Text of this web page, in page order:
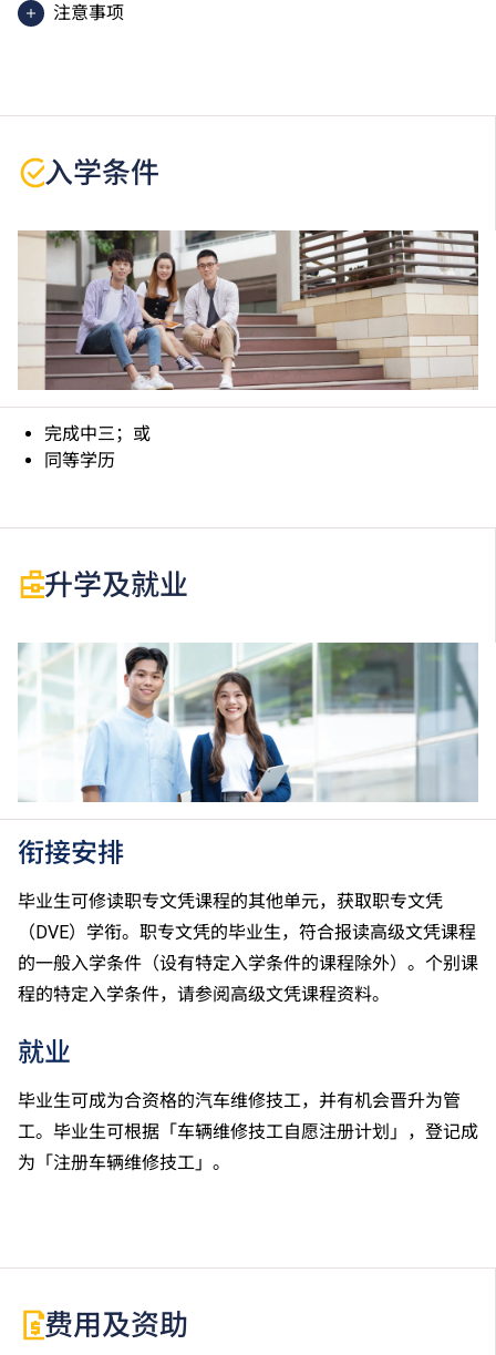
部分课堂需在青年学院（葵涌）上课。
注意事项
何课程、修正课程名称、内容或更改开办课程的院校／
持有更高学历或其他学科的基本技术证书或具相关工作
入学条件
完成中三；或
同等学历
升学及就业
衔接安排
毕业生可修读职专文凭课程的其他单元，获取职专文凭
（DVE）学衔。职专文凭的毕业生，符合报读高级文凭课程
的一般入学条件（设有特定入学条件的课程除外）。个别课
程的特定入学条件，请参阅高级文凭课程资料。
就业
毕业生可成为合资格的汽车维修技工，并有机会晋升为管
工。毕业生可根据「车辆维修技工自愿注册计划」，登记成
为「注册车辆维修技工」。
费用及资助